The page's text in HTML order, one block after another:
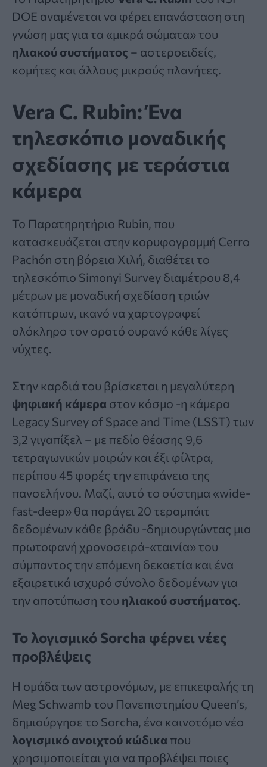
DOE αναμένεται να φέρει επανάσταση στη
γνώση μας για τα «μικρά σώματα» του
ηλιακού συστήματος – αστεροειδείς,
κομήτες και άλλους μικρούς πλανήτες.
Vera C. Rubin: Ένα
τηλεσκόπιο μοναδικής
σχεδίασης με τεράστια
κάμερα
Το Παρατηρητήριο Rubin, που
κατασκευάζεται στην κορυφογραμμή Cerro
Pachón στη βόρεια Χιλή, διαθέτει το
τηλεσκόπιο Simonyi Survey διαμέτρου 8,4
μέτρων με μοναδική σχεδίαση τριών
κατόπτρων, ικανό να χαρτογραφεί
ολόκληρο τον ορατό ουρανό κάθε λίγες
νύχτες.
Στην καρδιά του βρίσκεται η μεγαλύτερη
ψηφιακή κάμερα στον κόσμο -η κάμερα
Legacy Survey of Space and Time (LSST) των
3,2 γιγαπίξελ – με πεδίο θέασης 9,6
τετραγωνικών μοιρών και έξι φίλτρα,
περίπου 45 φορές την επιφάνεια της
πανσελήνου. Μαζί, αυτό το σύστημα «wide-
fast-deep» θα παράγει 20 τεραμπάιτ
δεδομένων κάθε βράδυ -δημιουργώντας μια
πρωτοφανή χρονοσειρά-«ταινία» του
σύμπαντος την επόμενη δεκαετία και ένα
εξαιρετικά ισχυρό σύνολο δεδομένων για
την αποτύπωση του ηλιακού συστήματος
Το λογισμικό Sorcha φέρνει νέες
προβλέψεις
Η ομάδα των αστρονόμων, με επικεφαλής τη
Meg Schwamb του Πανεπιστημίου Queen’s,
δημιούργησε το Sorcha, ένα καινοτόμο νέο
λογισμικό ανοιχτού κώδικα που
χρησιμοποιείται για να προβλέψει ποιες